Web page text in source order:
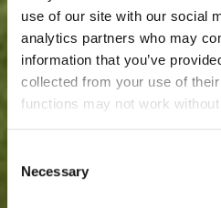
use of our site with our social
analytics partners who may
information that you’ve
collected from your use of
functions may not work
Selection
Necessary